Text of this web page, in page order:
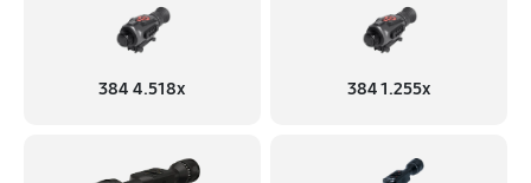
384 4.518x 384 1.255х